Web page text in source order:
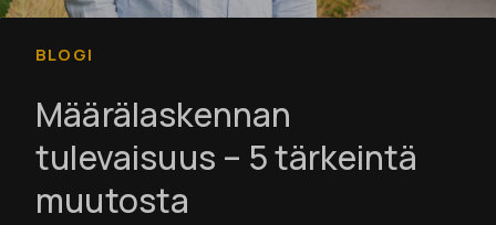
BLOGI
Määrälaskennan
tulevaisuus – 5 tärkeintä
muutosta